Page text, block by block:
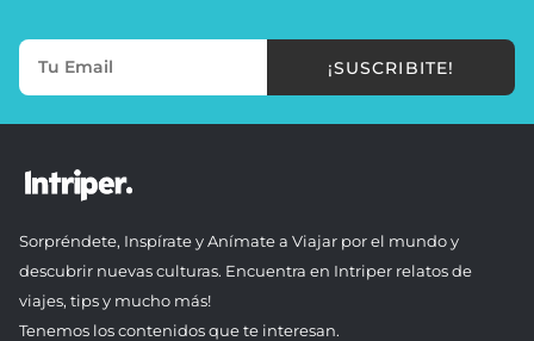
¡SUSCRIBITE!
Sorpréndete, Inspírate y Anímate a Viajar por el mundo y
descubrir nuevas culturas. Encuentra en Intriper relatos de
viajes, tips y mucho más!
Tenemos los contenidos que te interesan.